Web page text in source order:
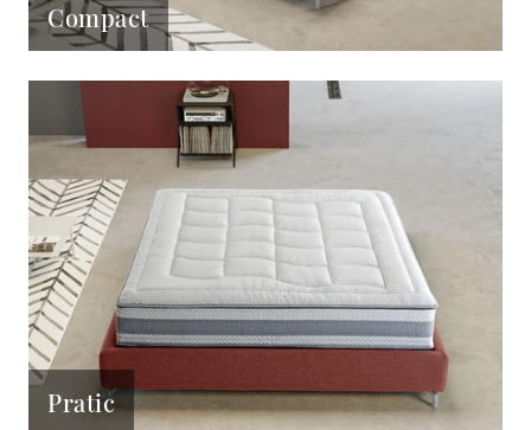
Compact
Pratic